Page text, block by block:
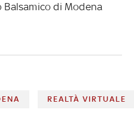
di Modena
REALTÀ VIRTUALE